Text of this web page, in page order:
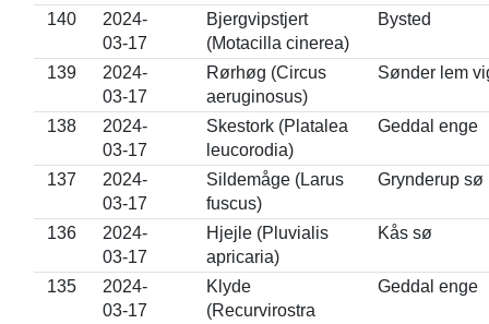
140
2024-
03-17
Bjergvipstjert
(Motacilla cinerea)
Bysted
139
2024-
03-17
Rørhøg (Circus
aeruginosus)
Sønder lem
138
2024-
03-17
Skestork (Platalea
leucorodia)
Geddal enge
137
2024-
03-17
Sildemåge (Larus
fuscus)
Grynderup sø
136
2024-
03-17
Hjejle (Pluvialis
apricaria)
Kås sø
135
2024-
03-17
Klyde
(Recurvirostra
Geddal enge